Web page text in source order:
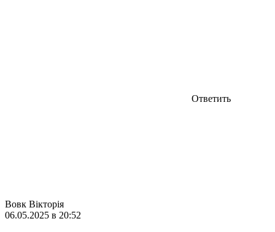
Ответить
Вовк Вікторія
06.05.2025 в 20:52